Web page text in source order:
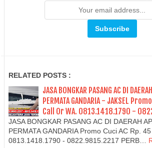
RELATED POSTS :
JASA BONGKAR PASANG AC DI
PERMATA GANDARIA - JAKSEL
Call Or WA. 0813.1418.1790 -
JASA BONGKAR PASANG AC DI DAERAH
PERMATA GANDARIA Promo Cuci AC Rp.
0813.1418.1790 - 0822.9815.2217 PERB…